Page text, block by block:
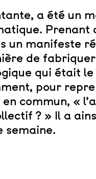
a été un
Prenant
un manifeste
de
qui était
pour
en commun, «
? » Il a
semaine.